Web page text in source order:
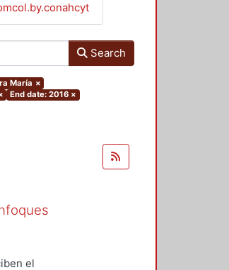
Search
María ×
End date: 2016 ×
el